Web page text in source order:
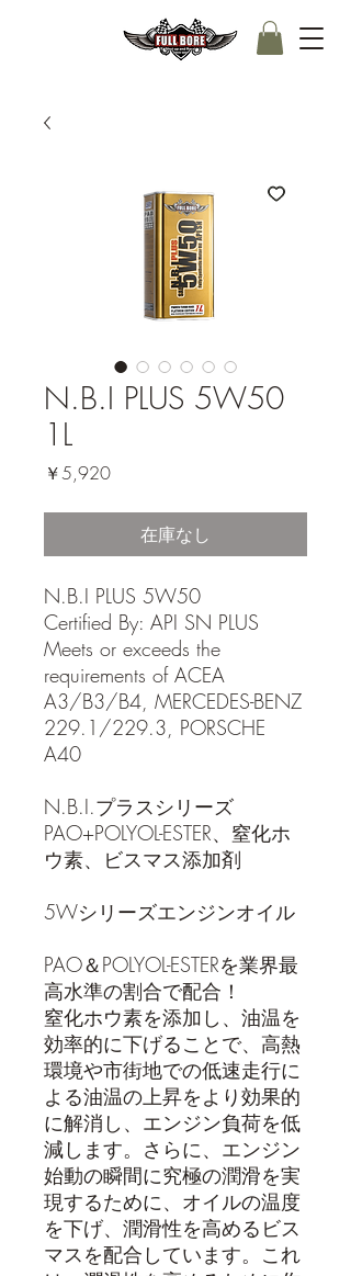
N.B.I PLUS 5W50
1L
￥5,920価
在庫なし
N.B.I PLUS 5W50
Certified By: API SN PLUS
Meets or exceeds the
requirements of ACEA
A3/B3/B4, MERCEDES-BENZ
229.1/229.3, PORSCHE
A40
N.B.I.プラスシリーズ
PAO+POLYOL-ESTER、窒化ホ
ウ素、ビスマス添加剤
5Wシリーズエンジンオイル
PAO＆POLYOL-ESTERを業界最
高水準の割合で配合！
窒化ホウ素を添加し、油温を
効率的に下げることで、高熱
環境や市街地での低速走行に
よる油温の上昇をより効果的
に解消し、エンジン負荷を低
減します。さらに、エンジン
始動の瞬間に究極の潤滑を実
現するために、オイルの温度
を下げ、潤滑性を高めるビス
マスを配合しています。これ